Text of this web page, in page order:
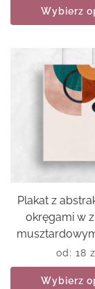
Wybierz
Plakat z
okręgami w
od: 18
Wybierz